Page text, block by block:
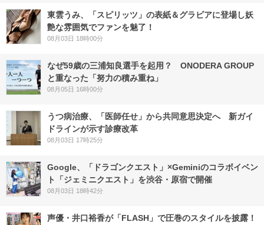
東雲うみ、「スピリッツ」の表紙＆グラビアに登場し妖
艶な雰囲気でファンを魅了！
08月03日 18時00分
なぜ59歳の三浦知良選手を起用？ ONODERA GROUP
と重なった「努力の積み重ね」
08月05日 16時00分
うつ病治療、「医師任せ」から共同意思決定へ 新ガイ
ドラインが示す診療改革
08月03日 17時25分
Google、「ドラゴンクエスト」×Geminiのコラボイベン
ト「ジェミニクエスト」を渋谷・原宿で開催
08月03日 18時42分
声優・井口裕香が「FLASH」で圧巻のスタイルを披露！